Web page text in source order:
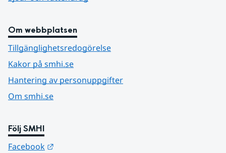
Om webbplatsen
Tillgänglighetsredogörelse
Kakor på smhi.se
Hantering av personuppgifter
Om smhi.se
Följ SMHI
Facebook